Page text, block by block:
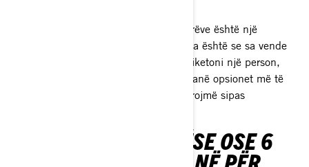
Tani që e dimë se kapaciteti i pasagjerëve është një
element kryesor për t'u kujdesur, pyetja është se sa vende
do t'ju nevojiten. Do të dëshironi të etiketoni një person,
apo ta bëni atë një festë me 4? Këtu janë opsionet më të
mira të automjeteve që ne duhet të ofrojmë sipas
NJË MJETE 4 VENDËSE OSE 6